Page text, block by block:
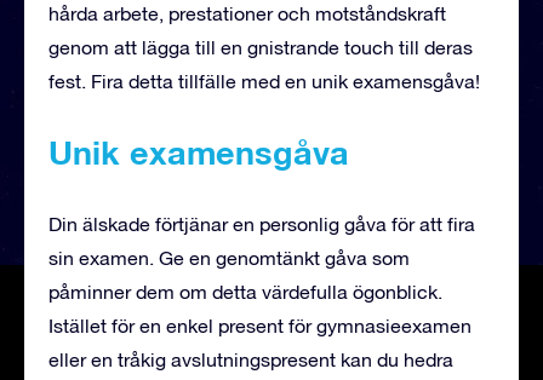
hårda arbete, prestationer och motståndskraft
genom att lägga till en gnistrande touch till deras
fest. Fira detta tillfälle med en unik examensgåva!
Unik examensgåva
Din älskade förtjänar en personlig gåva för att fira
sin examen. Ge en genomtänkt gåva som
påminner dem om detta värdefulla ögonblick.
Istället för en enkel present för gymnasieexamen
eller en tråkig avslutningspresent kan du hedra